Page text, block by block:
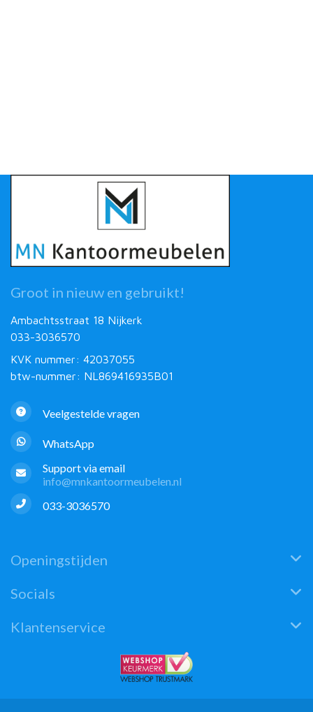
Groot in nieuw en gebruikt!
Ambachtsstraat 18 Nijkerk
033-3036570
KVK nummer: 42037055
btw-nummer: NL869416935B01
Veelgestelde vragen
WhatsApp
Support via email
info@mnkantoormeubelen.nl
033-3036570
Openingstijden
Socials
Klantenservice